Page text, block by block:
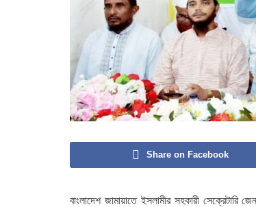
Share on Facebook
বাংলাদেশ জামায়াতে ইসলামীর সহকারী